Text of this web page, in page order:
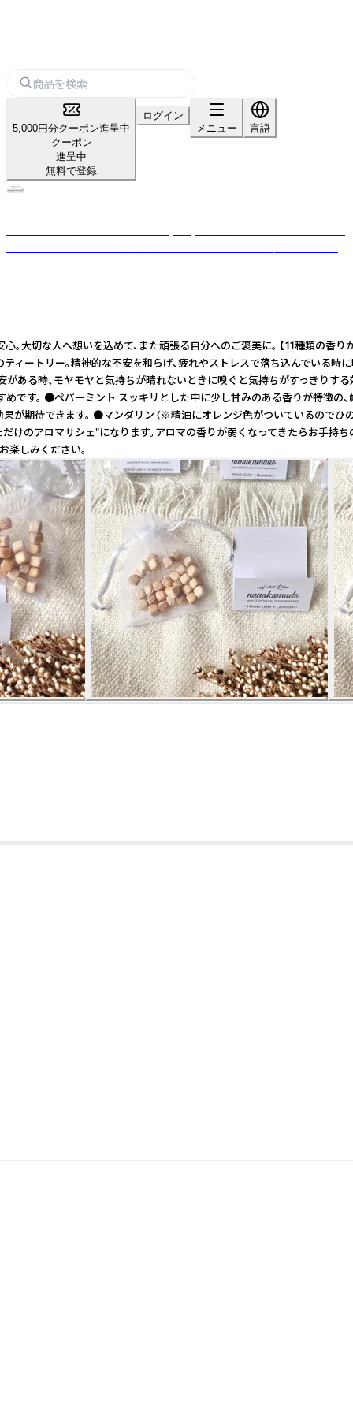
5,000円分クーポン進呈中
クーポン
進呈中
無料で登録
ログイン
メニュー
言語
切な人へ想いを込めて、また頑張る自分へのご褒美に。 【11種
トリー。精神的な不安を和らげ、疲れやストレスで落ち込んで
時、モヤモヤと気持ちが晴れないときに嗅ぐと気持ちがすっき
。 ●ペパーミント スッキリとした中に少し甘みのある香りが特
期待できます。 ●マンダリン (※精油にオレンジ色がついている
ロマサシェ"になります。アロマの香りが弱くなってきたらお手
楽しみください。